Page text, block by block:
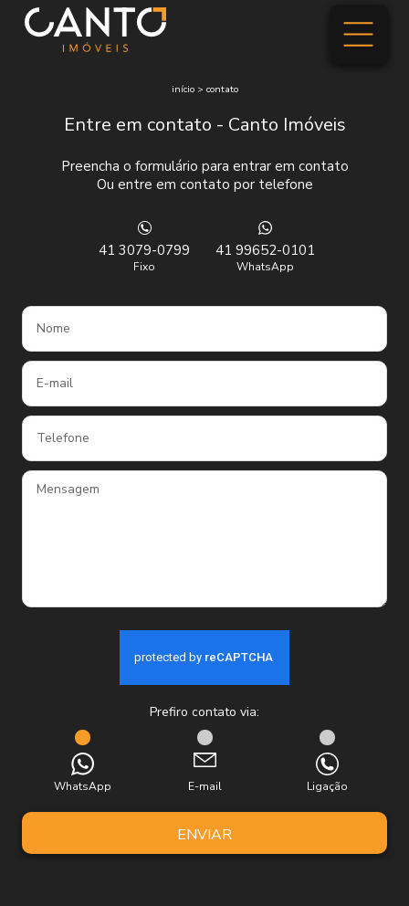
início> contato
Entre em contato - Canto Imóveis
Preencha o formulário para entrar em contato
Ou entre em contato por telefone
41 3079-0799
Fixo
41 99652-0101
WhatsApp
Prefiro contato via:
WhatsApp E-mail Ligação
ENVIAR